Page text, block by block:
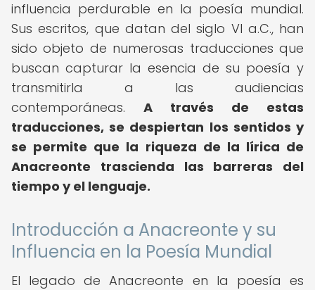
influencia perdurable en la poesía mundial.
Sus escritos, que datan del siglo VI a.C., han
sido objeto de numerosas traducciones que
buscan capturar la esencia de su poesía y
transmitirla a las audiencias
contemporáneas. A través de estas
traducciones, se despiertan los sentidos y
se permite que la riqueza de la lírica de
Anacreonte trascienda las barreras del
tiempo y el lenguaje.
Introducción a Anacreonte y su
Influencia en la Poesía Mundial
El legado de Anacreonte en la poesía es